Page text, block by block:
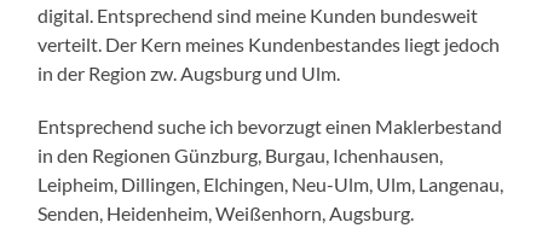
digital. Entsprechend sind meine Kunden bundesweit
verteilt. Der Kern meines Kundenbestandes liegt jedoch
in der Region zw. Augsburg und Ulm.
Entsprechend suche ich bevorzugt einen Maklerbestand
in den Regionen Günzburg, Burgau, Ichenhausen,
Leipheim, Dillingen, Elchingen, Neu-Ulm, Ulm, Langenau,
Senden, Heidenheim, Weißenhorn, Augsburg.